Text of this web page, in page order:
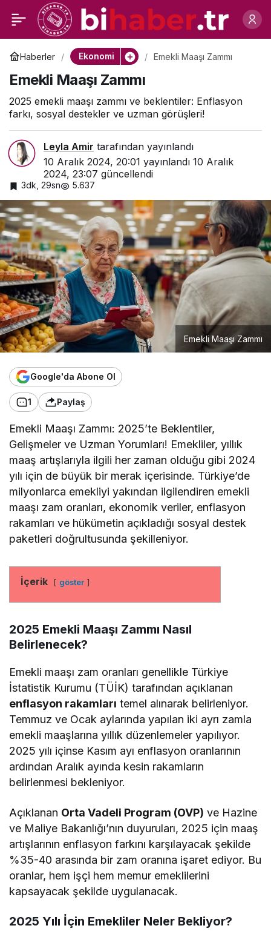
Haberler Ekonomi Emekli Maaşı Zammı
Emekli Maaşı Zammı
2025 emekli maaşı zammı ve beklentiler: Enflasyon
farkı, sosyal destekler ve uzman görüşleri!
Leyla Amir tarafından yayınlandı
10 Aralık 2024, 20:01 yayınlandı 10 Aralık
2024, 23:07 güncellendi
3dk, 29sn 5.637
Emekli Maaşı Zammı
Google'da Abone Ol
1 Paylaş
Emekli Maaşı Zammı: 2025’te Beklentiler,
Gelişmeler ve Uzman Yorumları! Emekliler, yıllık
maaş artışlarıyla ilgili her zaman olduğu gibi 2024
yılı için de büyük bir merak içerisinde. Türkiye’de
milyonlarca emekliyi yakından ilgilendiren emekli
maaşı zam oranları, ekonomik veriler, enflasyon
rakamları ve hükümetin açıkladığı sosyal destek
paketleri doğrultusunda şekilleniyor.
İçerik göster
2025 Emekli Maaşı Zammı Nasıl
Belirlenecek?
Emekli maaşı zam oranları genellikle Türkiye
İstatistik Kurumu (TÜİK) tarafından açıklanan
enflasyon rakamları temel alınarak belirleniyor.
Temmuz ve Ocak aylarında yapılan iki ayrı zamla
emekli maaşlarına yıllık düzenlemeler yapılıyor.
2025 yılı içinse Kasım ayı enflasyon oranlarının
ardından Aralık ayında kesin rakamların
belirlenmesi bekleniyor.
Açıklanan Orta Vadeli Program (OVP) ve Hazine
ve Maliye Bakanlığı’nın duyuruları, 2025 için maaş
artışlarının enflasyon farkını karşılayacak şekilde
%35-40 arasında bir zam oranına işaret ediyor. Bu
oranlar, hem işçi hem memur emeklilerini
kapsayacak şekilde uygulanacak.
2025 Yılı İçin Emekliler Neler Bekliyor?
Bitcoin’in Hareketli
Günleri: 103.900
Seviyesi Geride Kaldı
0 Paylaş